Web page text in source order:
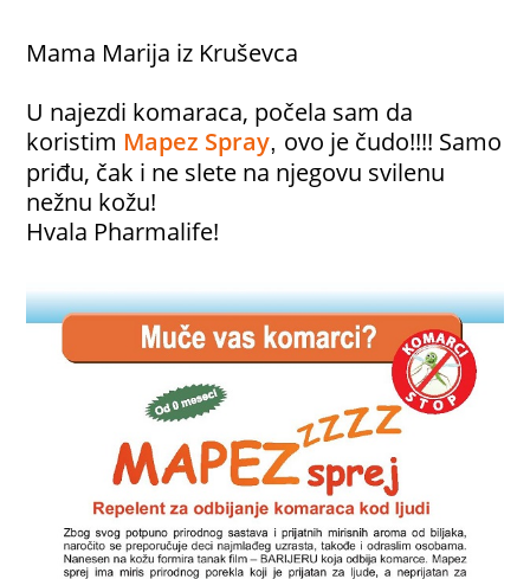
Mama Marija iz Kruševca
U najezdi komaraca, počela sam da
koristim Mapez Spray, ovo je čudo!!!! Samo
priđu, čak i ne slete na njegovu svilenu
nežnu kožu!
Hvala Pharmalife!